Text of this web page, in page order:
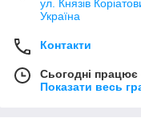
ул. Князів
Україна
Контакти
Сьогодні працює
Показати весь